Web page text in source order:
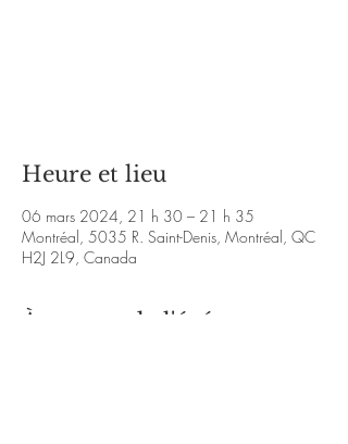
Heure et lieu
06 mars 2024, 21 h 30 – 21 h 35
Montréal, 5035 R. Saint-Denis, Montréal, QC
H2J 2L9, Canada
À propos de l'événement